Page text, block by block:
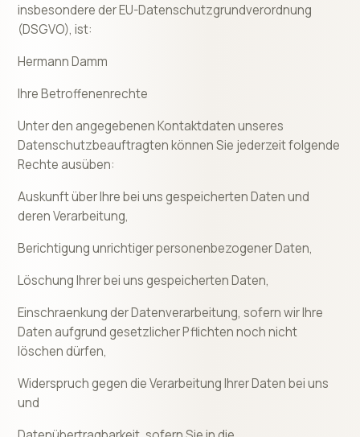
insbesondere der EU-Datenschutzgrundverordnung
(DSGVO), ist:
Hermann Damm
Ihre Betroffenenrechte
Unter den angegebenen Kontaktdaten unseres
Datenschutzbeauftragten können Sie jederzeit folgende
Rechte ausüben:
Auskunft über Ihre bei uns gespeicherten Daten und
deren Verarbeitung,
Berichtigung unrichtiger personenbezogener Daten,
Löschung Ihrer bei uns gespeicherten Daten,
Einschraenkung der Datenverarbeitung, sofern wir Ihre
Daten aufgrund gesetzlicher Pflichten noch nicht
löschen dürfen,
Widerspruch gegen die Verarbeitung Ihrer Daten bei uns
und